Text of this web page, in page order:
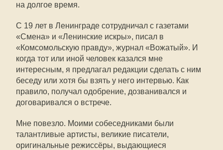
на долгое время.
С 19 лет в Ленинграде сотрудничал с газетами
«Смена» и «Ленинские искры», писал в
«Комсомольскую правду», журнал «Вожатый». И
когда тот или иной человек казался мне
интересным, я предлагал редакции сделать с ним
беседу или хотя бы взять у него интервью. Как
правило, получал одобрение, дозванивался и
договаривался о встрече.
Мне повезло. Моими собеседниками были
талантливые артисты, великие писатели,
оригинальные режиссёры, выдающиеся